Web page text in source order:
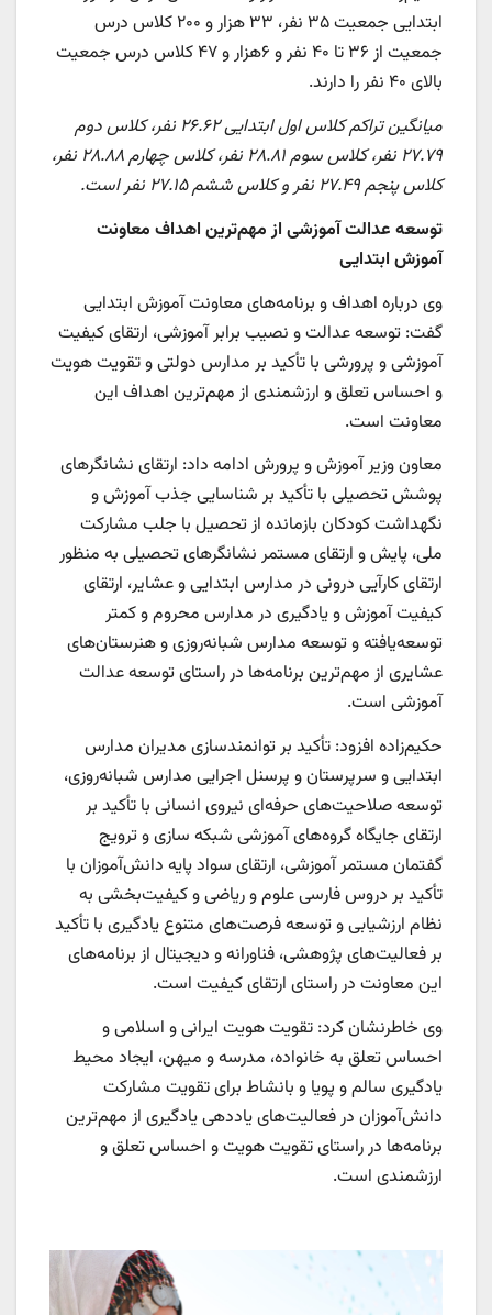
ابتدایی جمعیت ۳۵ نفر، ۳۳ هزار و ۲۰۰ کلاس درس
جمعیت از ۳۶ تا ۴۰ نفر و ۶هزار و ۴۷ کلاس درس جمعیت
بالای ۴۰ نفر را دارند.
میانگین تراکم کلاس اول ابتدایی ۲۶.۶۲ نفر، کلاس دوم
۲۷.۷۹ نفر، کلاس سوم ۲۸.۸۱ نفر، کلاس چهارم ۲۸.۸۸ نفر،
کلاس پنجم ۲۷.۴۹ نفر و کلاس ششم ۲۷.۱۵ نفر است.
توسعه عدالت آموزشی از مهم‌ترین اهداف معاونت
آموزش ابتدایی
وی درباره اهداف و برنامه‌های معاونت آموزش ابتدایی
گفت: توسعه عدالت و نصیب برابر آموزشی، ارتقای کیفیت
آموزشی و پرورشی با تأکید بر مدارس دولتی و تقویت هویت
و احساس تعلق و ارزشمندی از مهم‌ترین اهداف این
معاونت است.
معاون وزیر آموزش و پرورش ادامه داد: ارتقای نشانگرهای
پوشش تحصیلی با تأکید بر شناسایی جذب آموزش و
نگهداشت کودکان بازمانده از تحصیل با جلب مشارکت
ملی، پایش و ارتقای مستمر نشانگرهای تحصیلی به منظور
ارتقای کارآیی درونی در مدارس ابتدایی و عشایر، ارتقای
کیفیت آموزش و یادگیری در مدارس محروم و کمتر
توسعه‌یافته و توسعه مدارس شبانه‌روزی و هنرستان‌های
عشایری از مهم‌ترین برنامه‌ها در راستای توسعه عدالت
آموزشی است.
حکیم‌زاده افزود: تأکید بر توانمندسازی مدیران مدارس
ابتدایی و سرپرستان و پرسنل اجرایی مدارس شبانه‌روزی،
توسعه صلاحیت‌های حرفه‌ای نیروی انسانی با تأکید بر
ارتقای جایگاه گروه‌های آموزشی شبکه سازی و ترویج
گفتمان مستمر آموزشی، ارتقای سواد پایه دانش‌آموزان با
تأکید بر دروس فارسی علوم و ریاضی و کیفیت‌بخشی به
نظام ارزشیابی و توسعه فرصت‌های متنوع یادگیری با تأکید
بر فعالیت‌های پژوهشی، فناورانه و دیجیتال از برنامه‌های
این معاونت در راستای ارتقای کیفیت است.
وی خاطرنشان کرد: تقویت هویت ایرانی و اسلامی و
احساس تعلق به خانواده، مدرسه و میهن، ایجاد محیط
یادگیری سالم و پویا و بانشاط برای تقویت مشارکت
دانش‌آموزان در فعالیت‌های یاددهی یادگیری از مهم‌ترین
برنامه‌ها در راستای تقویت هویت و احساس تعلق و
ارزشمندی است.